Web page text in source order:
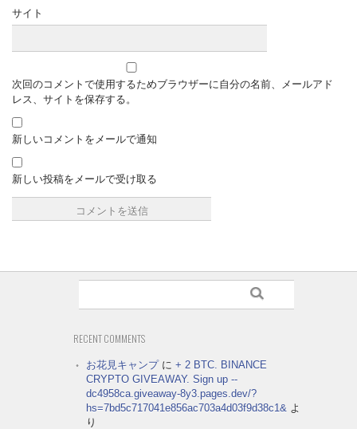
サイト
次回のコメントで使用するためブラウザーに自分の名前、メールアド
レス、サイトを保存する。
新しいコメントをメールで通知
新しい投稿をメールで受け取る
RECENT COMMENTS
お花見キャンプに + 2 BTC. BINANCE
CRYPTO GIVEAWAY. Sign up --
dc4958ca.giveaway-8y3.pages.dev/?
hs=7bd5c717041e856ac703a4d03f9d38c1& よ
り